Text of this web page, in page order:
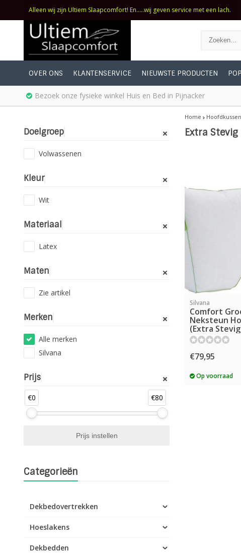
Alleen wij zijn Ultiem Slaapcomfort! En.....wij geven service met een lach.
OVER ONS KLANTENSERVICE NIEUWSTE PRODUCTEN
Bezoek onze fysieke winkel Huis en Bed in Pijnacker
Doelgroep
Volwassenen
Kleur
Wit
Materiaal
Latex
Maten
Zie artikel
Merken
Alle merken
Silvana
Prijs
€0 €80
Categorieën
Dekbedovertrekken
Hoeslakens
Dekbedden
Home
Extra Stevig
Silvana
Comfort
Neksteun
(Extra
€79,95
Op voorraad